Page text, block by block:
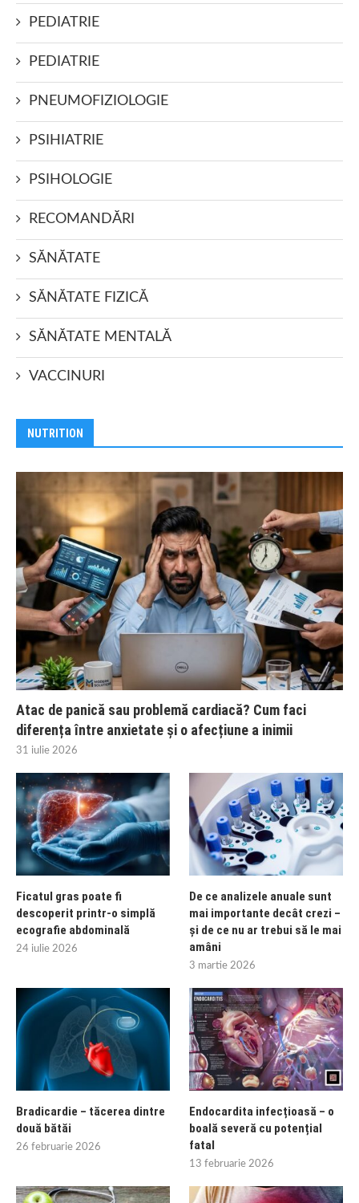
PEDIATRIE
PEDIATRIE
PNEUMOFIZIOLOGIE
PSIHIATRIE
PSIHOLOGIE
RECOMANDĂRI
SĂNĂTATE
SĂNĂTATE FIZICĂ
SĂNĂTATE MENTALĂ
VACCINURI
NUTRITION
Atac de panică sau problemă cardiacă? Cum faci
diferența între anxietate și o afecțiune a inimii
31 iulie 2026
Ficatul gras poate fi
descoperit printr-o simplă
ecografie abdominală
24 iulie 2026
De ce analizele anuale sunt
mai importante decât crezi –
și de ce nu ar trebui să le mai
amâni
3 martie 2026
Bradicardie – tăcerea dintre
două bătăi
26 februarie 2026
Endocardita infecțioasă – o
boală severă cu potențial
fatal
13 februarie 2026